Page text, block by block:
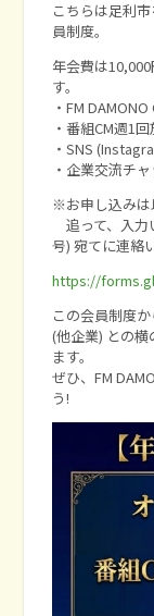
こちらは足利
員制度。
年会費は
す。
・FM
・番組CM週1
・SNS
・企業交流チ
※お申し込みは
追って、入力
号) 宛てに連絡
https://
この会員制度
(他企業) との
ます。
ぜひ、FM
う!